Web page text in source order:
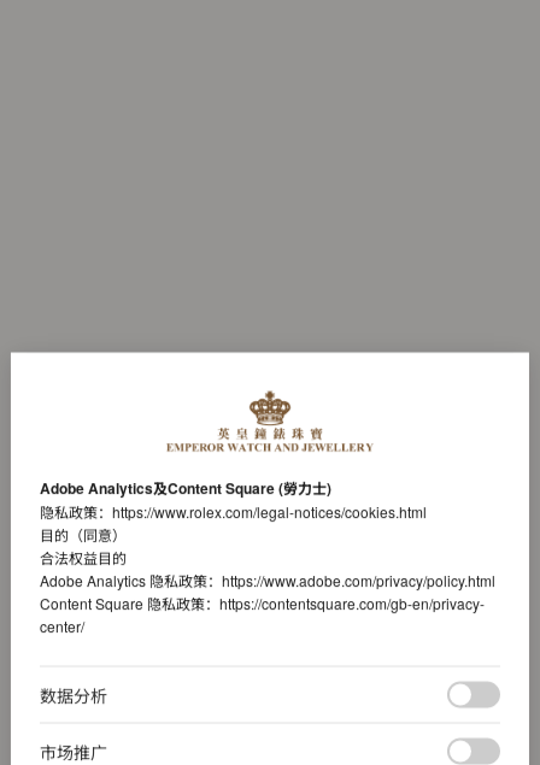
Adobe Analytics及Content Square (勞力士)
隐私政策： https://www.rolex.com/legal-notices/cookies.html
目的（同意）
合法权益目的
Adobe Analytics 隐私政策： https://www.adobe.com/privacy/policy.html
Content Square 隐私政策： https://contentsquare.com/gb-en/privacy-
center/
数据分析
市场推广